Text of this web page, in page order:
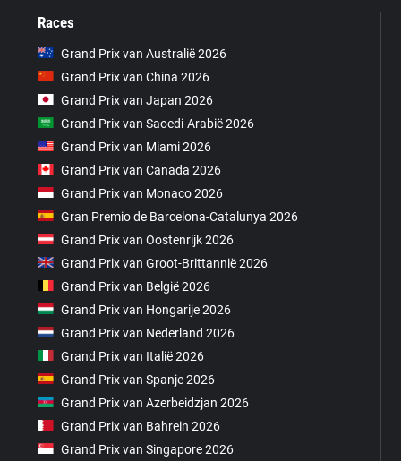
Races
Grand Prix van Australië 2026
Grand Prix van China 2026
Grand Prix van Japan 2026
Grand Prix van Saoedi-Arabië 2026
Grand Prix van Miami 2026
Grand Prix van Canada 2026
Grand Prix van Monaco 2026
Gran Premio de Barcelona-Catalunya 2026
Grand Prix van Oostenrijk 2026
Grand Prix van Groot-Brittannië 2026
Grand Prix van België 2026
Grand Prix van Hongarije 2026
Grand Prix van Nederland 2026
Grand Prix van Italië 2026
Grand Prix van Spanje 2026
Grand Prix van Azerbeidzjan 2026
Grand Prix van Bahrein 2026
Grand Prix van Singapore 2026